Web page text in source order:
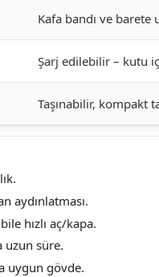
Kafa bandı ve barete
Şarj edilebilir – kutu
Taşınabilir, kompakt
aydınlatması.
hızlı aç/kapa.
uzun süre.
uygun gövde.